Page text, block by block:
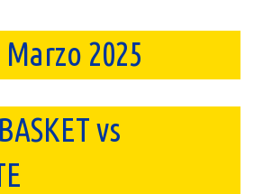
Marzo 2025
vs